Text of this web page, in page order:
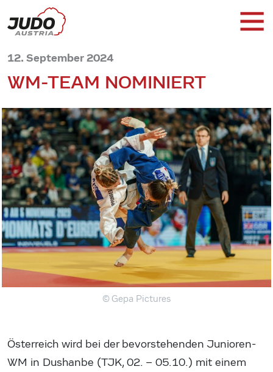
12. September 2024
WM-TEAM NOMINIERT
© Gepa Pictures
Österreich wird bei der bevorstehenden Junioren-
WM in Dushanbe (TJK, 02. – 05.10.) mit einem